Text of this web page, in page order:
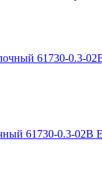
61730-0.3-02B